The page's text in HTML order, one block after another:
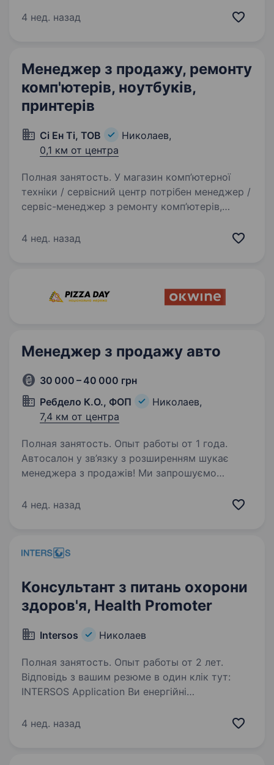
Графік: Пн-Пт 8:00—17:00, Сб 8:00—15:00
4 нед. назад
Менеджер з продажу, ремонту
комп'ютерів, ноутбуків,
принтерів
Сі Ен Ті, ТОВ
Николаев,
0,1 км от центра
Полная занятость. У магазин комп’ютерної
техніки / сервісний центр потрібен менеджер /
сервіс-менеджер з ремонту комп’ютерів,
розуму, знання елементної бази, бажання
4 нед. назад
Менеджер з продажу авто
30 000 – 40 000 грн
Ребдело К.О., ФОП
Николаев,
7,4 км от центра
Полная занятость. Опыт работы от 1 года.
Автосалон у зв’язку з розширенням шукає
менеджера з продажiв! Ми запрошуємо
відповідального МЕНЕДЖЕРА З ПРОДАЖІВ.
4 нед. назад
Консультант з питань охорони
здоров'я, Health Promoter
Intersos Николаев
Полная занятость. Опыт работы от 2 лет.
Відповідь з вашим резюме в один клік тут:
INTERSOS Application Ви енергійні
гуманітарну допомогу? Ви командний
4 нед. назад